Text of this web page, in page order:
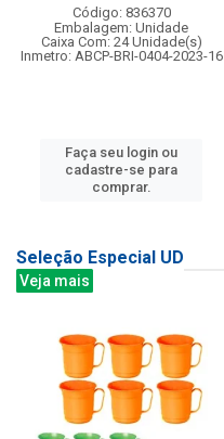
Código: 836370
Embalagem: Unidade
Caixa Com: 24 Unidade(s)
Inmetro: ABCP-BRI-0404-2023-16
Faça seu login ou
cadastre-se para
comprar.
Seleção Especial UD
Veja mais